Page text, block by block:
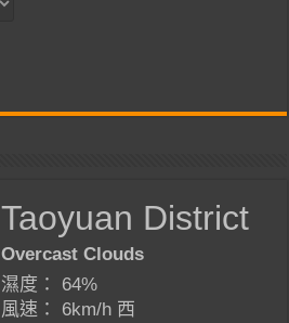
Taoyuan District
Overcast Clouds
濕度： 64%
風速： 6km/h 西